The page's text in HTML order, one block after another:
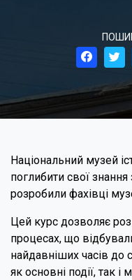
Національний музей
поглибити свої знання
розробили фахівці
Цей курс дозволяє
процесах, що
найдавніших часів до
як основні події, так і